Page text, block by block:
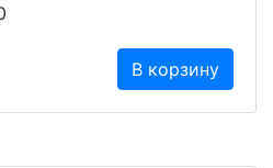
В корзину